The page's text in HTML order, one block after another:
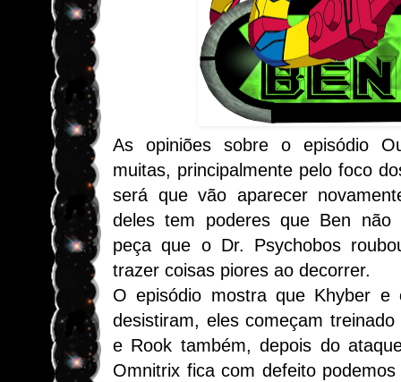
As opiniões sobre o episódio
muitas, principalmente pelo foco
será que vão aparecer
deles tem poderes que Ben
peça que o Dr. Psychobos
trazer coisas piores ao decorrer.
O episódio mostra que Khyber e
desistiram, eles começam
e Rook também, depois do
Omnitrix fica com defeito